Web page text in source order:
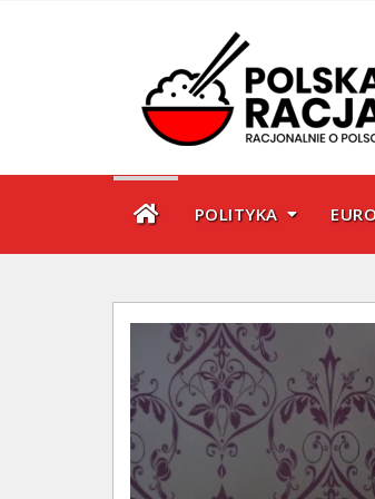
POLITYKA